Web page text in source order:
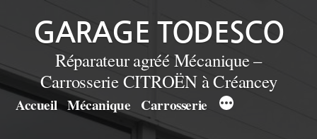
contenu
GARAGE TODESCO
Réparateur agréé Mécanique –
Carrosserie CITROËN à Créancey
Accueil Mécanique Carrosserie